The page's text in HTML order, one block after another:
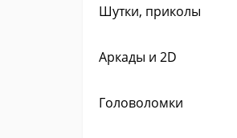
Шутки, приколы
Аркады и 2D
Головоломки